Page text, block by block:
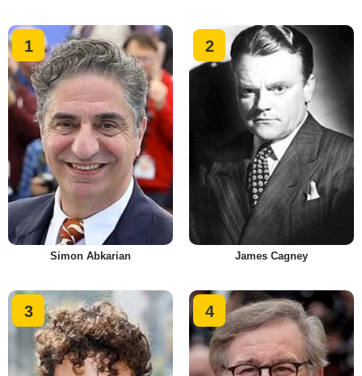
Toutes les stars américaines
1
Simon Abkarian
2
James Cagney
3 4